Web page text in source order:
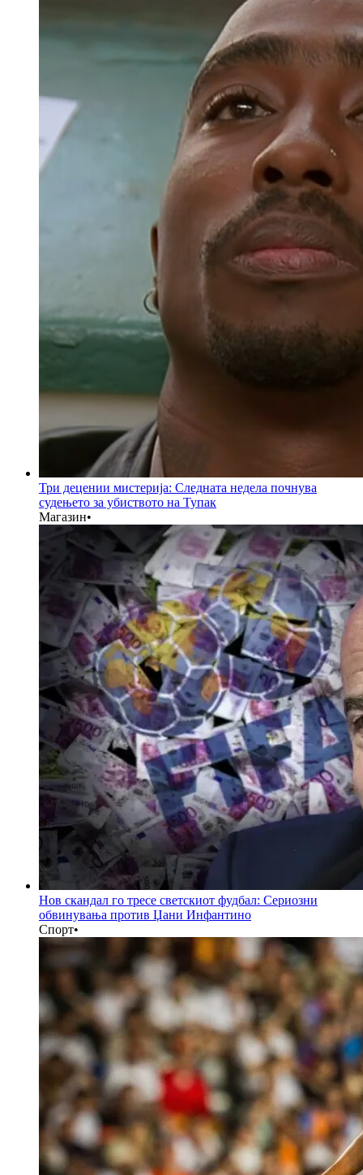
Три децении мистерија: Следната недела почнува
судењето за убиството на Тупак
Магазин•
Нов скандал го тресе светскиот фудбал: Сериозни
обвинувања против Џани Инфантино
Спорт•